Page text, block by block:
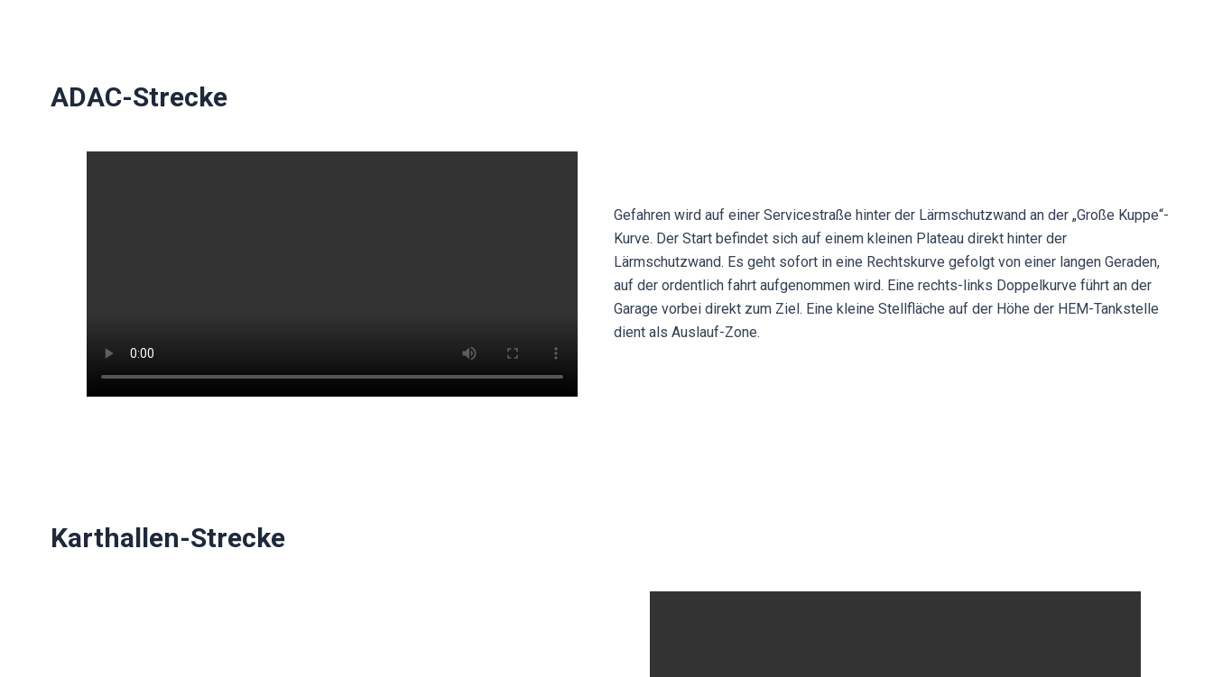
ADAC-Strecke
Gefahren wird auf einer Servicestraße hinter der Lärmschutzwand an der „Große Kuppe“-
Kurve. Der Start befindet sich auf einem kleinen Plateau direkt hinter der
Lärmschutzwand. Es geht sofort in eine Rechtskurve gefolgt von einer langen Geraden,
auf der ordentlich fahrt aufgenommen wird. Eine rechts-links Doppelkurve führt an der
Garage vorbei direkt zum Ziel. Eine kleine Stellfläche auf der Höhe der HEM-Tankstelle
dient als Auslauf-Zone.
Karthallen-Strecke